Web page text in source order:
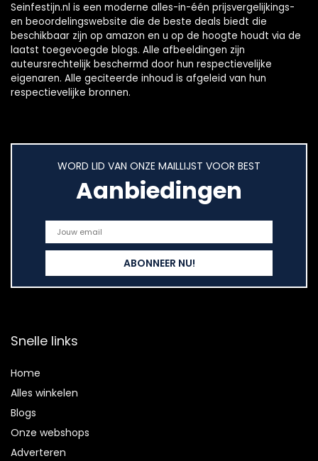
Seinfestijn.nl is een moderne alles-in-één prijsvergelijkings-
en beoordelingswebsite die de beste deals biedt die
beschikbaar zijn op amazon en u op de hoogte houdt via de
laatst toegevoegde blogs. Alle afbeeldingen zijn
auteursrechtelijk beschermd door hun respectievelijke
eigenaren. Alle geciteerde inhoud is afgeleid van hun
respectievelijke bronnen.
WORD LID VAN ONZE MAILLIJST VOOR BEST
Aanbiedingen
Snelle links
Home
Alles winkelen
Blogs
Onze webshops
Adverteren